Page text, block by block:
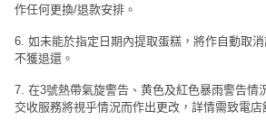
作任何更換/退款安排。
6. 如未能於指定日期內提取蛋糕，將作自動取
不獲退還。
7. 在3號熱帶氣旋警告、黄色及紅色暴雨警告情
交收服務將視乎情況而作出更改，詳情需致電店